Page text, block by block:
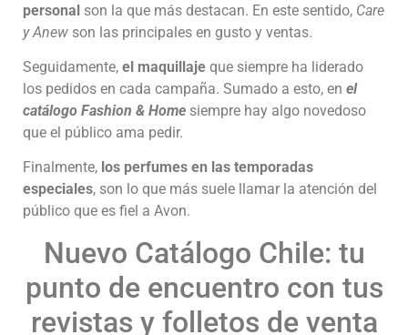
personal son la que más destacan. En este sentido, Care
y Anew son las principales en gusto y ventas.
Seguidamente, el maquillaje que siempre ha liderado
los pedidos en cada campaña. Sumado a esto, en el
catálogo Fashion & Home siempre hay algo novedoso
que el público ama pedir.
Finalmente, los perfumes en las temporadas
especiales, son lo que más suele llamar la atención del
público que es fiel a Avon.
Nuevo Catálogo Chile: tu
punto de encuentro con tus
revistas y folletos de venta